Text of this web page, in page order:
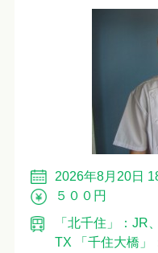
2026年8月20日
５００円
「北千住」：JR
TX 「千住大橋